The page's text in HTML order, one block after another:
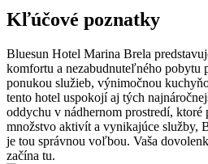
Kľúčové poznatky
Bluesun Hotel Marina Brela
komfortu a nezabudnuteľného pobytu
ponukou služieb, výnimočnou
tento hotel uspokojí aj tých
oddychu v nádhernom prostredí, ktoré
množstvo aktivít a vynikajúce služby,
je tou správnou voľbou. Vaša
začína tu.